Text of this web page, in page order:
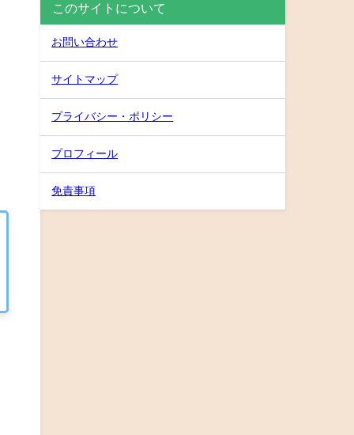
このサイトについて
お問い合わせ
サイトマップ
プライバシー・ポリシー
プロフィール
免責事項